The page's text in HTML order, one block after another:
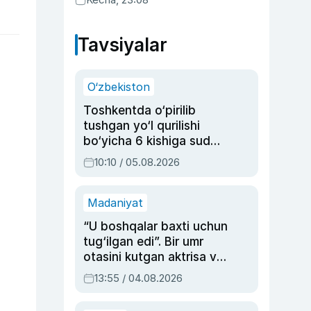
Tavsiyalar
O‘zbekiston
Toshkentda o‘pirilib
tushgan yo‘l qurilishi
bo‘yicha 6 kishiga sud
hukmi o‘qildi
10:10 / 05.08.2026
Madaniyat
“U boshqalar baxti uchun
tug‘ilgan edi”. Bir umr
otasini kutgan aktrisa va
dublyaj ustasi Rimma
Ahmedovaning
13:55 / 04.08.2026